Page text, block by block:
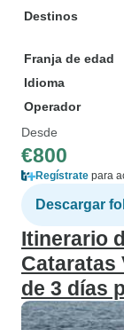
Destinos
Franja de edad
Idioma
Operador
Desde
€800
Regístrate para
Descargar
Itinerario
Cataratas
de 3 días